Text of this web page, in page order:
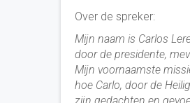
Over de spreker:
Mijn naam is Carlos
door de presidente,
Mijn voornaamste
hoe Carlo, door de